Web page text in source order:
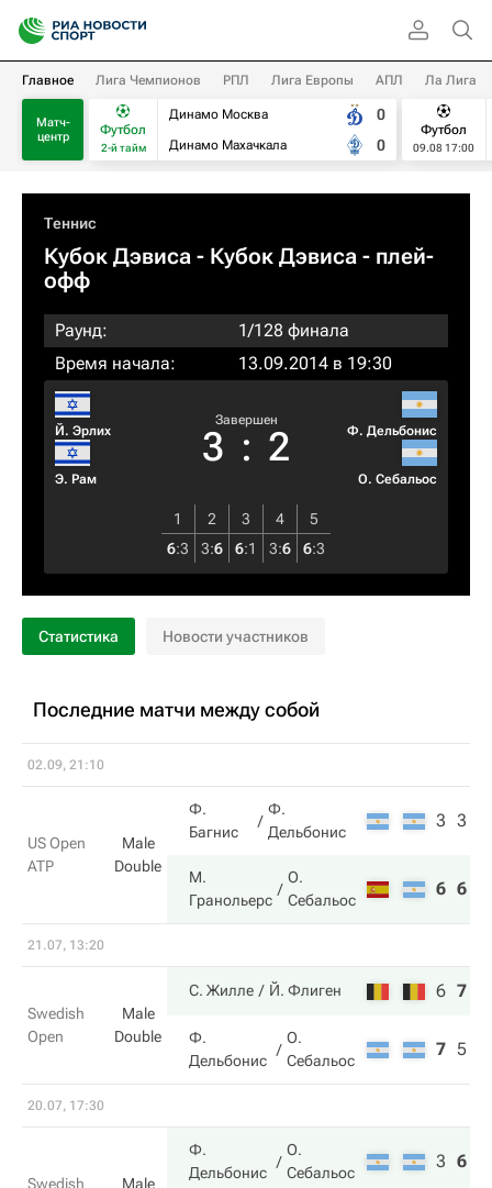
Главное Лига Чемпионов РПЛ Лига Европы АПЛ Ла Лига
Матч-
центр
Футбол
2-й тайм
Динамо Москва
Динамо Махачкала
0
0
Футбол
09.08 17:00
Теннис
Кубок Дэвиса - Кубок Дэвиса - плей-
офф
Раунд:
1/128 финала
Время начала:
13.09.2014 в 19:30
Й. Эрлих
Э. Рам
Завершен
3 : 2 Ф. Дельбонис
О. Себальос
1 2 3 4
5
6:3 3:6 6:1 3:6 6:3
Статистика Новости участников
Последние матчи между собой
02.09, 21:10
US Open
ATP
Male
Double
Ф.
Багнис
Ф.
Дельбонис
3 3
М.
Гранольерс
О.
Себальос
6 6
21.07, 13:20
Swedish
Open
Male
Double
С. Жилле Й. Флиген 6 7
Ф.
Дельбонис
О.
Себальос
7 5
20.07, 17:30
Swedish
Male
Ф.
Дельбонис
О.
Себальос
3 6